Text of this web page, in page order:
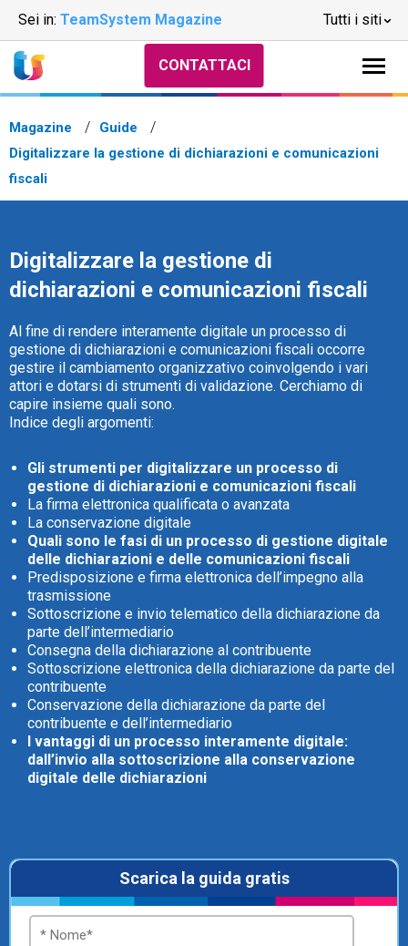
Sei in: TeamSystem Magazine Tutti i siti
CRM
Ecommerce
Email Marketing
Fatturazione
Financial Solutions
HR
Trust Services
CONTATTACI
Magazine
Guide
Digitalizzare la gestione di dichiarazioni e comunicazioni
fiscali
Digitalizzare la gestione di
dichiarazioni e comunicazioni fiscali
Al fine di rendere interamente digitale un processo di
gestione di dichiarazioni e comunicazioni fiscali occorre
gestire il cambiamento organizzativo coinvolgendo i vari
attori e dotarsi di strumenti di validazione. Cerchiamo di
capire insieme quali sono.
Indice degli argomenti:
Gli strumenti per digitalizzare un processo di
gestione di dichiarazioni e comunicazioni fiscali
La firma elettronica qualificata o avanzata
La conservazione digitale
Quali sono le fasi di un processo di gestione digitale
delle dichiarazioni e delle comunicazioni fiscali
Predisposizione e firma elettronica dell’impegno alla
trasmissione
Sottoscrizione e invio telematico della dichiarazione da
parte dell’intermediario
Consegna della dichiarazione al contribuente
Sottoscrizione elettronica della dichiarazione da parte del
contribuente
Conservazione della dichiarazione da parte del
contribuente e dell’intermediario
I vantaggi di un processo interamente digitale:
dall’invio alla sottoscrizione alla conservazione
digitale delle dichiarazioni
Scarica la guida gratis